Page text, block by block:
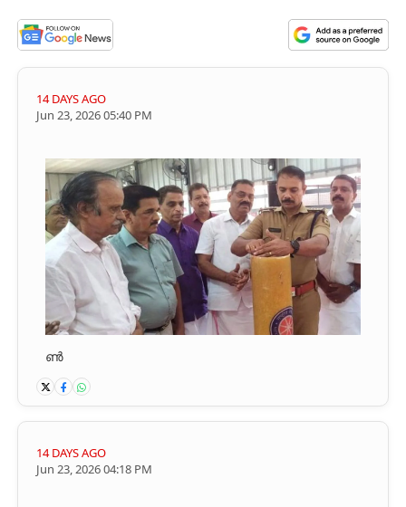
14 DAYS AGO
Jun 23, 2026 05:40 PM
ൺ
14 DAYS AGO
Jun 23, 2026 04:18 PM